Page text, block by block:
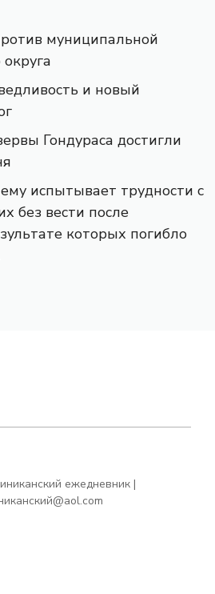
муниципальной
и новый
Гондураса достигли
испытывает трудности с
без вести после
которых погибло
ежедневник |